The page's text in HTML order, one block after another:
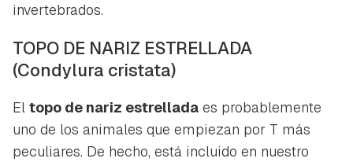
invertebrados.
TOPO DE NARIZ ESTRELLADA
(Condylura cristata)
El topo de nariz estrellada es probablemente
uno de los animales que empiezan por T más
peculiares. De hecho, está incluido en nuestro